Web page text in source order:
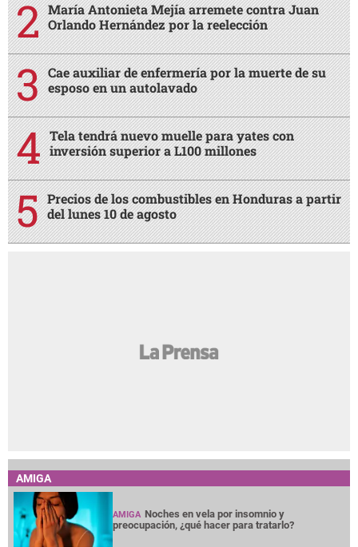
María Antonieta Mejía arremete contra Juan
Orlando Hernández por la reelección
Cae auxiliar de enfermería por la muerte de su
esposo en un autolavado
Tela tendrá nuevo muelle para yates con
inversión superior a L100 millones
Precios de los combustibles en Honduras a partir
del lunes 10 de agosto
AMIGA
AMIGA Noches en vela por insomnio y
preocupación, ¿qué hacer para tratarlo?